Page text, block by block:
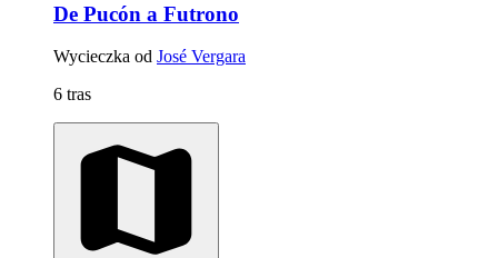
De Pucón a Futrono
Wycieczka od José Vergara
6 tras